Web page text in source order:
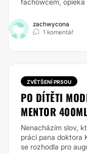
fachowcem,
zachwycona
1 komentář
ZVĚTŠENÍ PRSOU
PO DÍTĚTI
MENTOR
Nenacházím slov,
práci pana doktora
se rozhodla pro